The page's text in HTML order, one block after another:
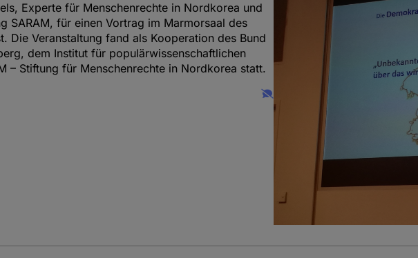
Experte für Menschenrechte in Nordkorea und
SARAM, für einen Vortrag im Marmorsaal des
Die Veranstaltung fand als Kooperation des Bund
dem Institut für populärwissenschaftlichen
– Stiftung für Menschenrechte in Nordkorea statt.